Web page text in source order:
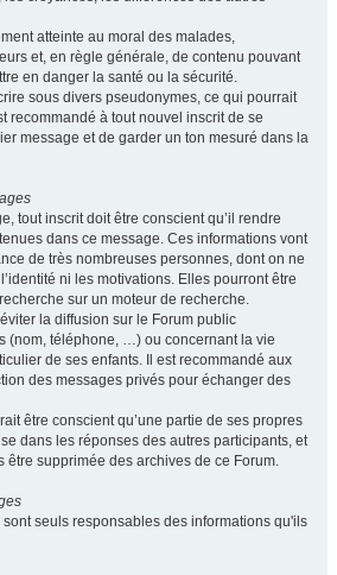
atteinte au moral des malades,
et, en règle générale, de contenu pouvant
en danger la santé ou la sécurité.
sous divers pseudonymes, ce qui pourrait
recommandé à tout nouvel inscrit de se
message et de garder un ton mesuré dans la
tout inscrit doit être conscient qu’il rendre
dans ce message. Ces informations vont
de très nombreuses personnes, dont on ne
ni les motivations. Elles pourront être
sur un moteur de recherche.
la diffusion sur le Forum public
(nom, téléphone, …) ou concernant la vie
de ses enfants. Il est recommandé aux
des messages privés pour échanger des
être conscient qu’une partie de ses propres
dans les réponses des autres participants, et
être supprimée des archives de ce Forum.
seuls responsables des informations qu'ils